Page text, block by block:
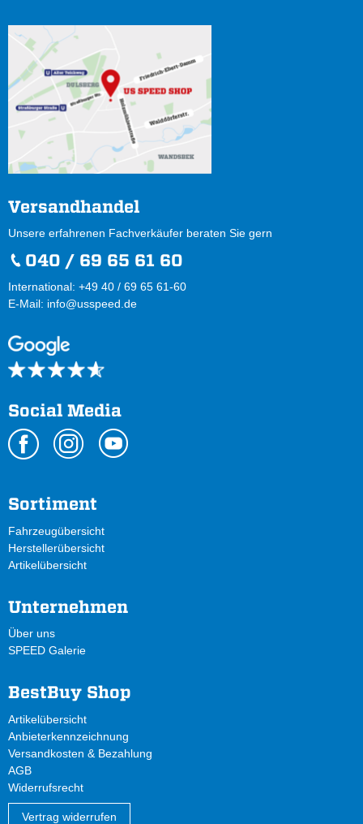
Versandhandel
Unsere erfahrenen Fachverkäufer beraten Sie gern
040 / 69 65 61 60
International: +49 40 / 69 65 61-60
E-Mail: info@usspeed.de
Social Media
Sortiment
Fahrzeugübersicht
Herstellerübersicht
Artikelübersicht
Unternehmen
Über uns
SPEED Galerie
BestBuy Shop
Artikelübersicht
Anbieterkennzeichnung
Versandkosten & Bezahlung
AGB
Widerrufsrecht
Vertrag widerrufen